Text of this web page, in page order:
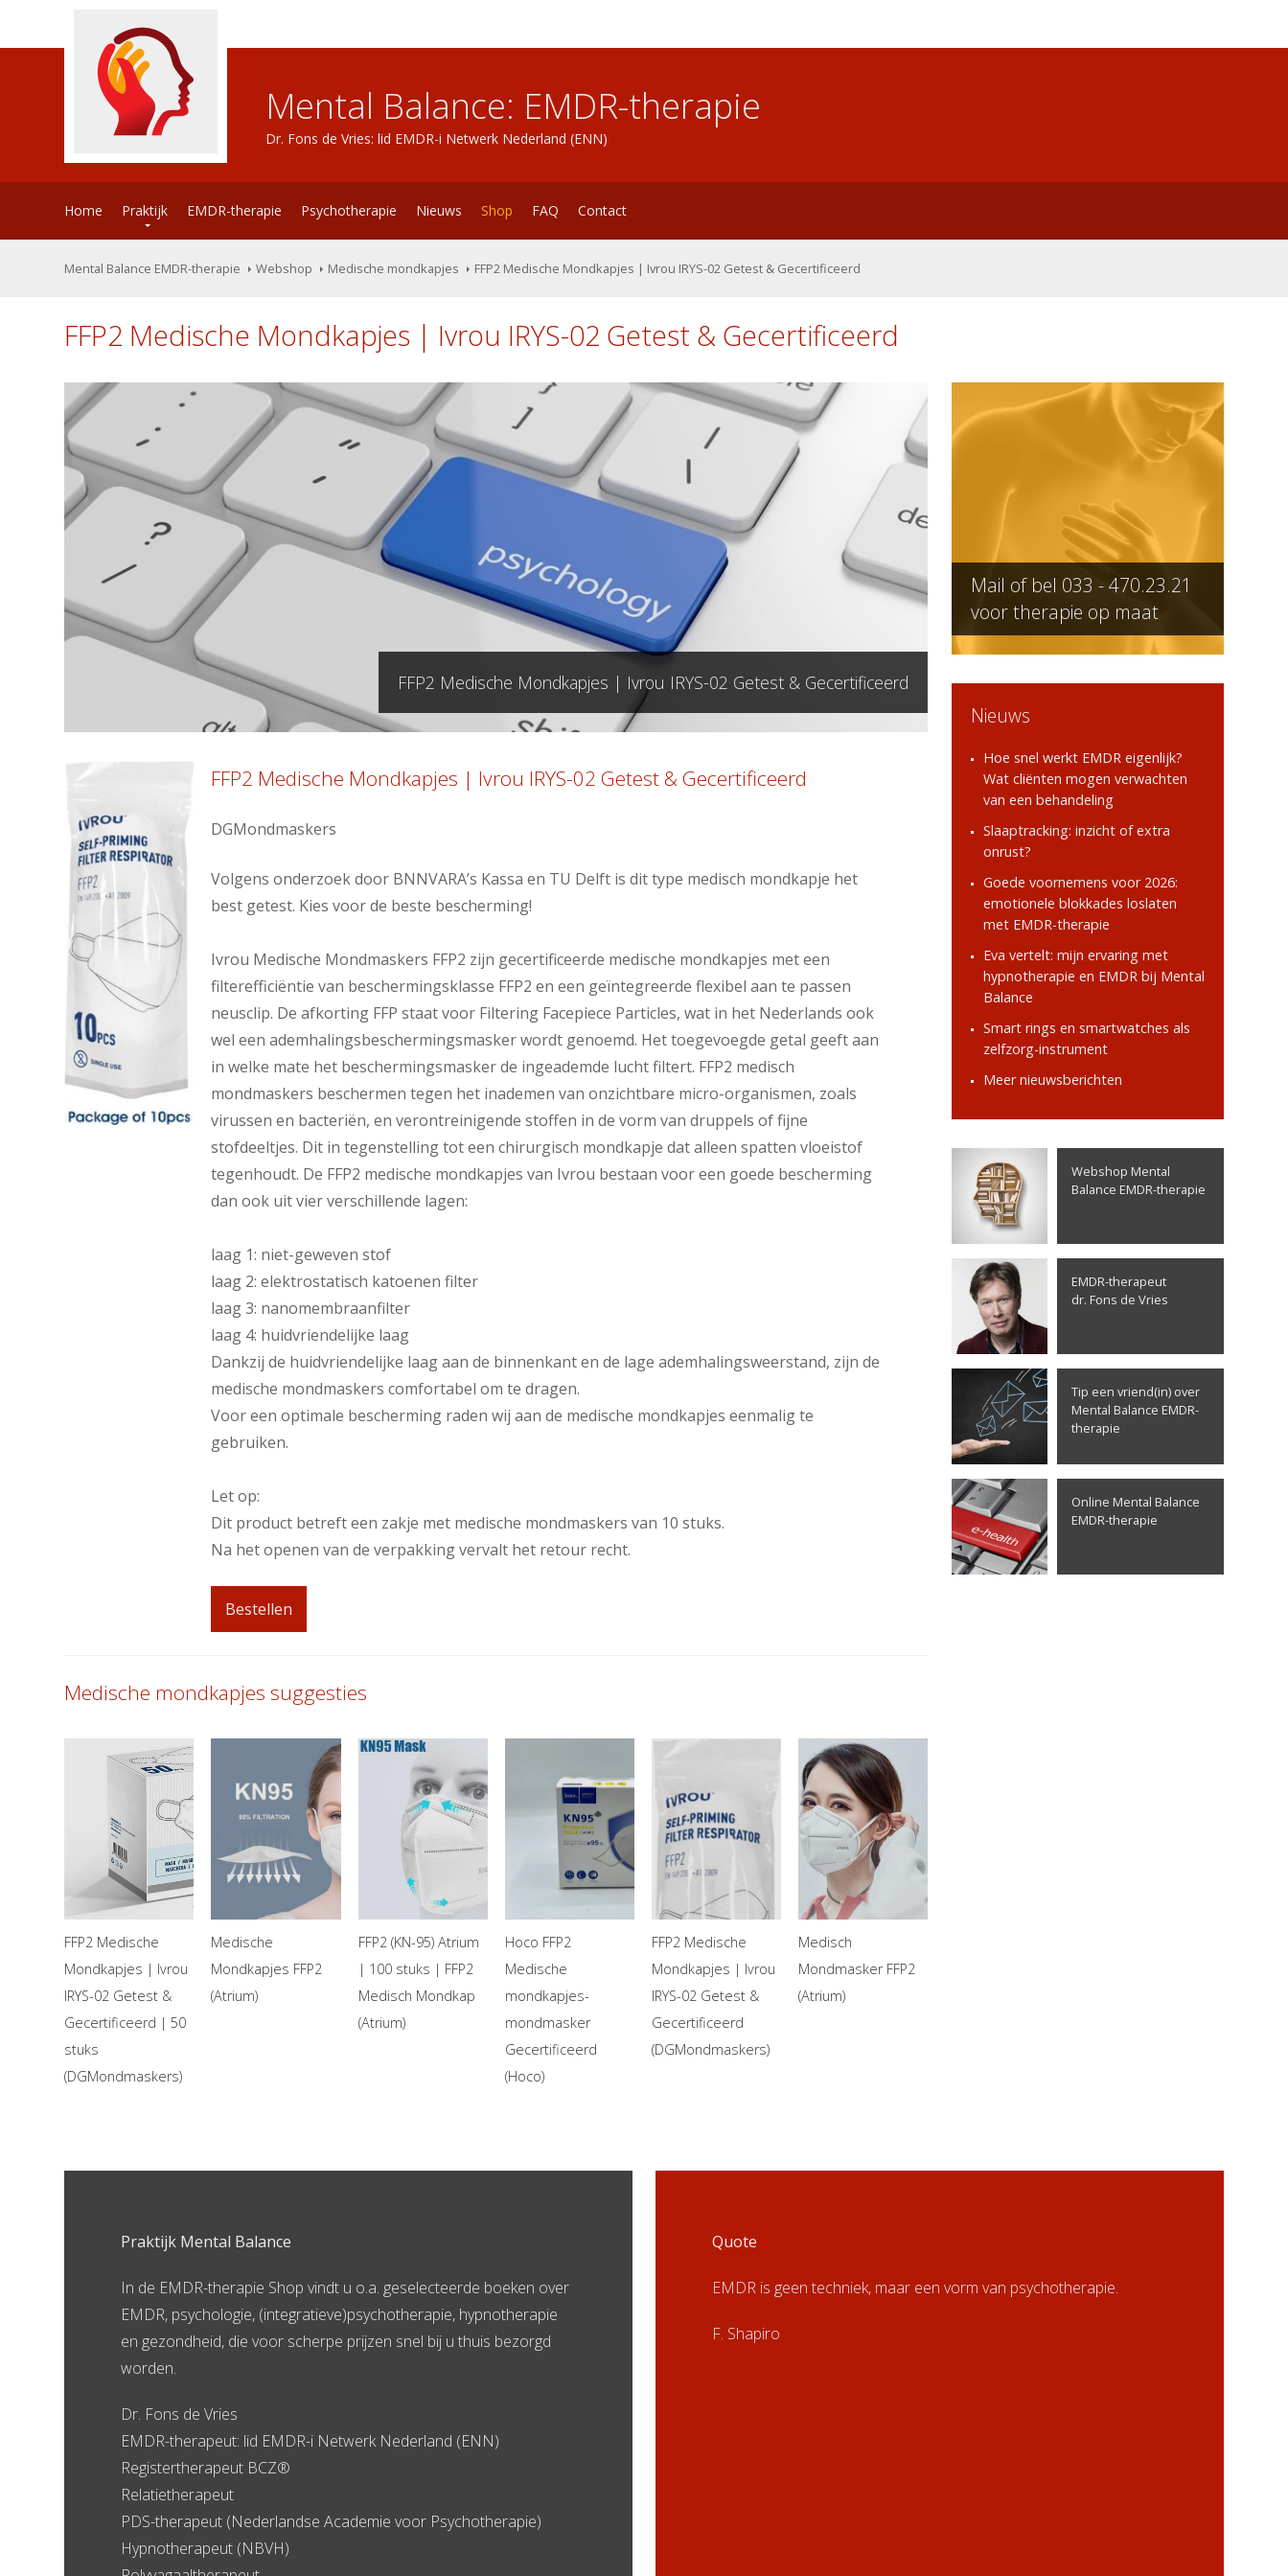
Mental Balance: EMDR-therapie
Dr. Fons de Vries: lid EMDR-i Netwerk Nederland (ENN)
Home Praktijk EMDR-therapie Psychotherapie Nieuws Shop FAQ Contact
Mental Balance EMDR-therapie Webshop Medische mondkapjes FFP2 Medische Mondkapjes | Ivrou IRYS-02 Getest & Gecertificeerd
FFP2 Medische Mondkapjes | Ivrou IRYS-02 Getest & Gecertificeerd
FFP2 Medische Mondkapjes | Ivrou IRYS-02 Getest & Gecertificeerd
FFP2 Medische Mondkapjes | Ivrou IRYS-02 Getest & Gecertificeerd
DGMondmaskers
Volgens onderzoek door BNNVARA’s Kassa en TU Delft is dit type medisch mondkapje het
best getest. Kies voor de beste bescherming!
Ivrou Medische Mondmaskers FFP2 zijn gecertificeerde medische mondkapjes met een
filterefficiëntie van beschermingsklasse FFP2 en een geïntegreerde flexibel aan te passen
neusclip. De afkorting FFP staat voor Filtering Facepiece Particles, wat in het Nederlands ook
wel een ademhalingsbeschermingsmasker wordt genoemd. Het toegevoegde getal geeft aan
in welke mate het beschermingsmasker de ingeademde lucht filtert. FFP2 medisch
mondmaskers beschermen tegen het inademen van onzichtbare micro-organismen, zoals
virussen en bacteriën, en verontreinigende stoffen in de vorm van druppels of fijne
stofdeeltjes. Dit in tegenstelling tot een chirurgisch mondkapje dat alleen spatten vloeistof
tegenhoudt. De FFP2 medische mondkapjes van Ivrou bestaan voor een goede bescherming
dan ook uit vier verschillende lagen:
laag 1: niet-geweven stof
laag 2: elektrostatisch katoenen filter
laag 3: nanomembraanfilter
laag 4: huidvriendelijke laag
Dankzij de huidvriendelijke laag aan de binnenkant en de lage ademhalingsweerstand, zijn de
medische mondmaskers comfortabel om te dragen.
Voor een optimale bescherming raden wij aan de medische mondkapjes eenmalig te
gebruiken.
Let op:
Dit product betreft een zakje met medische mondmaskers van 10 stuks.
Na het openen van de verpakking vervalt het retour recht.
Bestellen
Medische mondkapjes suggesties
FFP2 Medische
Mondkapjes | Ivrou
IRYS-02 Getest &
Gecertificeerd | 50
stuks
(DGMondmaskers)
Medische
Mondkapjes FFP2
(Atrium)
FFP2 (KN-95) Atrium
| 100 stuks | FFP2
Medisch Mondkap
(Atrium)
Hoco FFP2
Medische
mondkapjes-
mondmasker
Gecertificeerd
(Hoco)
FFP2 Medische
Mondkapjes | Ivrou
IRYS-02 Getest &
Gecertificeerd
(DGMondmaskers)
Medisch
Mondmasker FFP2
(Atrium)
Mail of bel 033 - 470.23.21
voor therapie op maat
Nieuws
Hoe snel werkt EMDR eigenlijk?
Wat cliënten mogen verwachten
van een behandeling
Slaaptracking: inzicht of extra
onrust?
Goede voornemens voor 2026:
emotionele blokkades loslaten
met EMDR-therapie
Eva vertelt: mijn ervaring met
hypnotherapie en EMDR bij Mental
Balance
Smart rings en smartwatches als
zelfzorg-instrument
Meer nieuwsberichten
Webshop Mental
Balance EMDR-therapie
EMDR-therapeut
dr. Fons de Vries
Tip een vriend(in) over
Mental Balance EMDR-
therapie
Online Mental Balance
EMDR-therapie
Praktijk Mental Balance
In de EMDR-therapie Shop vindt u o.a. geselecteerde boeken over
EMDR, psychologie, (integratieve)psychotherapie, hypnotherapie
en gezondheid, die voor scherpe prijzen snel bij u thuis bezorgd
worden.
Dr. Fons de Vries
EMDR-therapeut: lid EMDR-i Netwerk Nederland (ENN)
Registertherapeut BCZ®
Relatietherapeut
PDS-therapeut (Nederlandse Academie voor Psychotherapie)
Hypnotherapeut (NBVH)
Quote
EMDR is geen techniek, maar een vorm van psychotherapie.
F. Shapiro